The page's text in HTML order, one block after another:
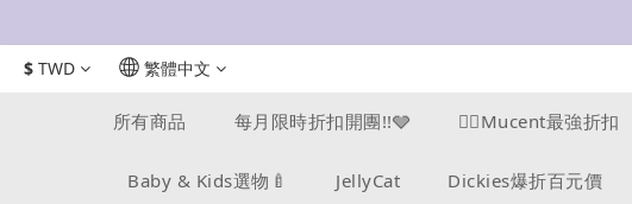
$ TWD 繁體中文
所有商品 每月限時折扣開團!!🩶 ❤️‍🔥Mucent最強折扣
Baby & Kids選物🍼 JellyCat Dickies爆折百元價